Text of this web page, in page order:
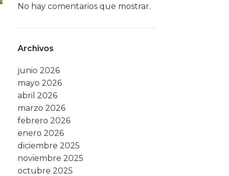
No hay comentarios que mostrar.
Archivos
junio 2026
mayo 2026
abril 2026
marzo 2026
febrero 2026
enero 2026
diciembre 2025
noviembre 2025
octubre 2025